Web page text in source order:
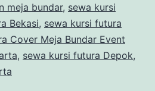
Jakarta
meja bundar, sewa kursi
Bekasi, sewa kursi futura
Cover Meja Bundar Event
, sewa kursi futura Depok,